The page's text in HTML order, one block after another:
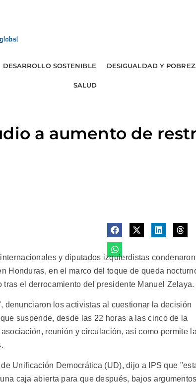
DESARROLLO SOSTENIBLE DESIGUALDAD Y
SALUD
a aumento de
y diputados izquierdistas condenaron
Honduras, en el marco del toque de queda
el derrocamiento del presidente Manuel Zelaya.
denunciaron los activistas al cuestionar la decisión
suspende, desde las 22 horas a las cinco de la
reunión y circulación, así como permite la
Unificación Democrática (UD), dijo a IPS que
caja abierta para que después, bajos argumentos